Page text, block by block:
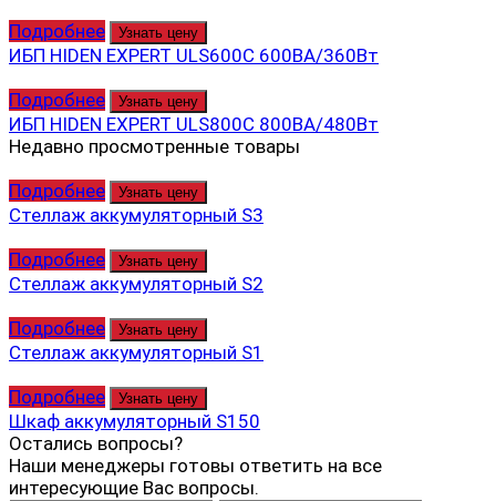
Подробнее
Узнать цену
ИБП HIDEN EXPERT ULS600С 600ВА/360Вт
Подробнее
Узнать цену
ИБП HIDEN EXPERT ULS800C 800ВА/480Вт
Недавно просмотренные товары
Подробнее
Узнать цену
Стеллаж аккумуляторный S3
Подробнее
Узнать цену
Стеллаж аккумуляторный S2
Подробнее
Узнать цену
Стеллаж аккумуляторный S1
Подробнее
Узнать цену
Шкаф аккумуляторный S150
Остались вопросы?
Наши менеджеры готовы ответить на все
интересующие Вас вопросы.